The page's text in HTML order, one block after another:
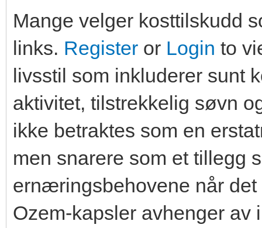
Mange velger kosttilskudd
links. Register or Login to
livsstil som inkluderer sunt
aktivitet, tilstrekkelig søvn
ikke betraktes som en
men snarere som et tillegg
ernæringsbehovene når
Ozem-kapsler avhenger av